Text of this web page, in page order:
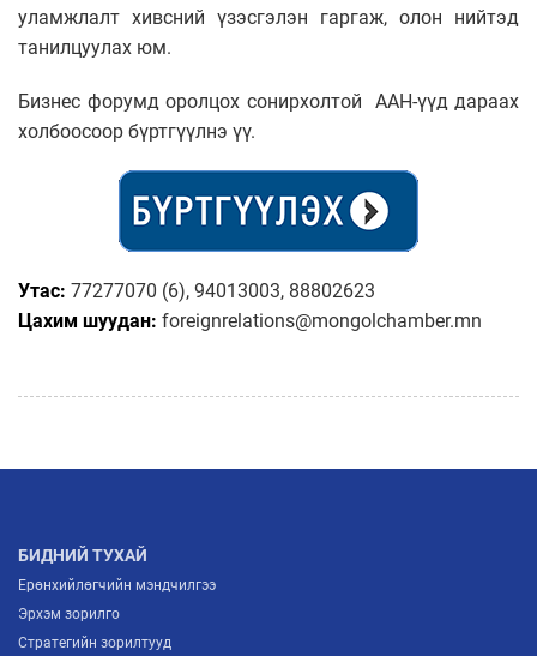
уламжлалт хивсний үзэсгэлэн гаргаж, олон нийтэд
танилцуулах юм.
Бизнес форумд оролцох сонирхолтой ААН-үүд дараах
холбоосоор бүртгүүлнэ үү.
Утас: 77277070 (6), 94013003, 88802623
Цахим шуудан: foreignrelations@mongolchamber.mn
БИДНИЙ ТУХАЙ
Ерөнхийлөгчийн мэндчилгээ
Эрхэм зорилго
Стратегийн зорилтууд